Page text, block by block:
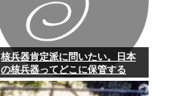
核兵器肯定派に問いたい。日本
の核兵器ってどこに保管する
の？